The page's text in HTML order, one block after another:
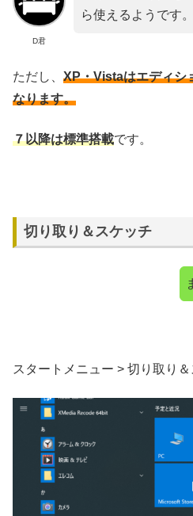
D君
ら使えるようです。
ただし、 XP・Vistaはエディシ
なります。
７以降は標準搭載です。
切り取り＆スケッチ
スタートメニュー > 切り取り